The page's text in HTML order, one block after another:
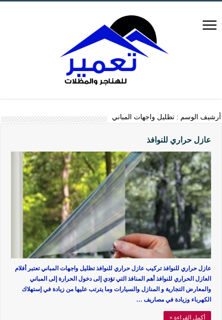
أرشيف الوسم : تظليل واجهات المباني
عازل حراري للنوافذ
عازل حراري للنوافذ تركيب عازل حراري للنوافذ تظليل واجهات المباني تعتبر أفلام
العازل الحراري للنوافذ أهم المنافذ التي تؤدي إلى دخول الحرارة إلى المباني
والمعارض التجارية و المنازل والسيارات وما يترتب عليها من زيادة في إستهلاك
الكهرباء وزيادة في مصاريف …
أكمل القراءة »